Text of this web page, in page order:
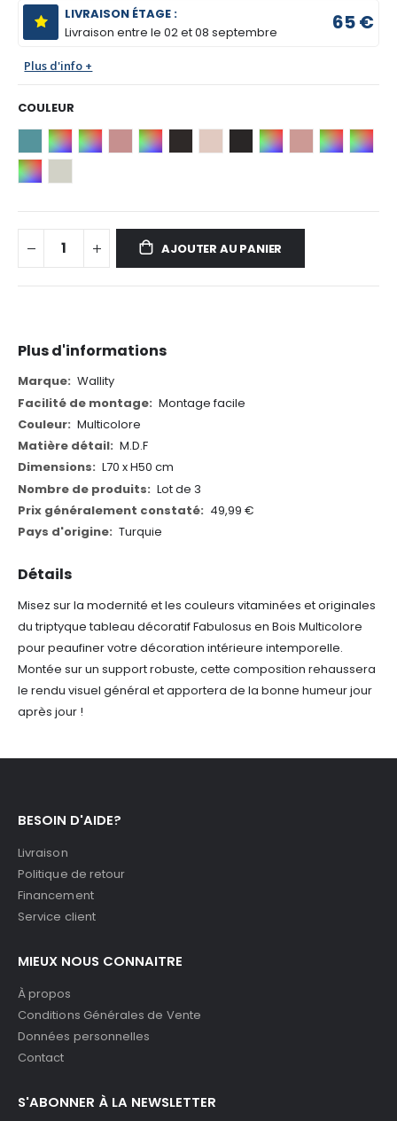
LIVRAISON ÉTAGE :
Livraison entre le02 et 08 septembre 65 €
Plus d'info +
COULEUR
AJOUTER AU PANIER
Détails
Misez sur la modernité et les couleurs vitaminées et originales
du triptyque tableau décoratif Fabulosus en Bois Multicolore
pour peaufiner votre décoration intérieure intemporelle.
Montée sur un support robuste, cette composition rehaussera
le rendu visuel général et apportera de la bonne humeur jour
après jour !
Plus d'informations
Plus
d'informations
Wallity
Montage facile
Multicolore
M.D.F
L70 x H50 cm
Lot de 3
49,99 €
Turquie
BESOIN D'AIDE?
Livraison
Politique de retour
Financement
Service client
MIEUX NOUS CONNAITRE
À propos
Conditions Générales de Vente
Données personnelles
Contact
S'ABONNER À LA NEWSLETTER